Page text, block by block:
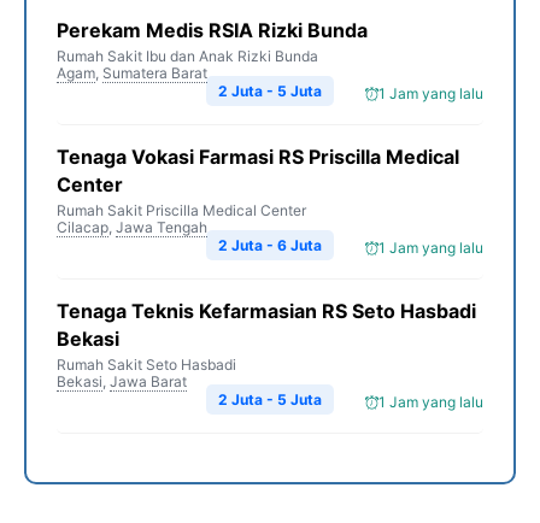
Perekam Medis RSIA Rizki Bunda
Rumah Sakit Ibu dan Anak Rizki Bunda
Agam, Sumatera Barat
1 Jam yang lalu
2 Juta - 5 Juta
Tenaga Vokasi Farmasi RS Priscilla Medical
Center
Rumah Sakit Priscilla Medical Center
Cilacap, Jawa Tengah
1 Jam yang lalu
2 Juta - 6 Juta
Tenaga Teknis Kefarmasian RS Seto Hasbadi
Bekasi
Rumah Sakit Seto Hasbadi
Bekasi, Jawa Barat
1 Jam yang lalu
2 Juta - 5 Juta